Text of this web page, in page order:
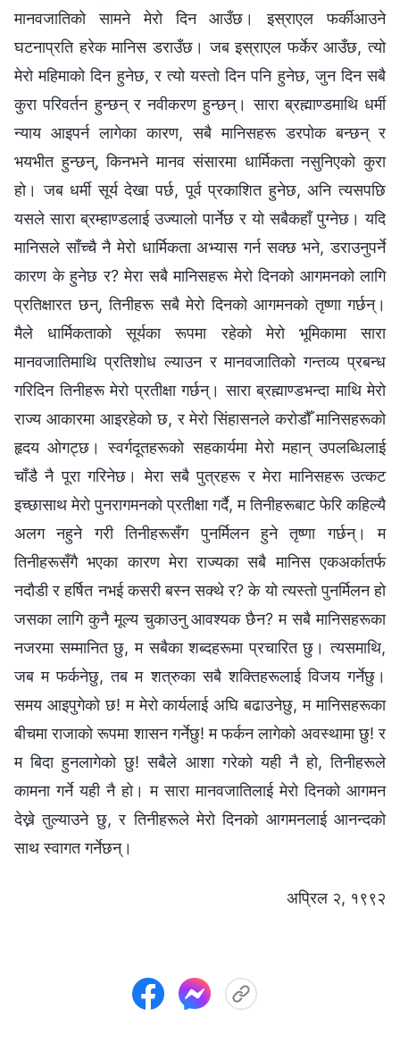
मानवजातिको सामने मेरो दिन आउँछ। इस्राएल फर्कीआउने
घटनाप्रति हरेक मानिस डराउँछ। जब इस्राएल फर्केर आउँछ, त्यो
मेरो महिमाको दिन हुनेछ, र त्यो यस्तो दिन पनि हुनेछ, जुन दिन सबै
कुरा परिवर्तन हुन्छन् र नवीकरण हुन्छन्। सारा ब्रह्माण्डमाथि धर्मी
न्याय आइपर्न लागेका कारण, सबै मानिसहरू डरपोक बन्छन् र
भयभीत हुन्छन्, किनभने मानव संसारमा धार्मिकता नसुनिएको कुरा
हो। जब धर्मी सूर्य देखा पर्छ, पूर्व प्रकाशित हुनेछ, अनि त्यसपछि
यसले सारा ब्रम्‍हाण्डलाई उज्यालो पार्नेछ र यो सबैकहाँ पुग्नेछ। यदि
मानिसले साँच्‍चै नै मेरो धार्मिकता अभ्यास गर्न सक्छ भने, डराउनुपर्ने
कारण के हुनेछ र? मेरा सबै मानिसहरू मेरो दिनको आगमनको लागि
प्रतिक्षारत छन्, तिनीहरू सबै मेरो दिनको आगमनको तृष्‍णा गर्छन्।
मैले धार्मिकताको सूर्यका रूपमा रहेको मेरो भूमिकामा सारा
मानवजातिमाथि प्रतिशोध ल्याउन र मानवजातिको गन्तव्य प्रबन्ध
गरिदिन तिनीहरू मेरो प्रतीक्षा गर्छन्। सारा ब्रह्माण्डभन्दा माथि मेरो
राज्य आकारमा आइरहेको छ, र मेरो सिंहासनले करोडौँ मानिसहरूको
हृदय ओगट्छ। स्वर्गदूतहरूको सहकार्यमा मेरो महान् उपलब्धिलाई
चाँडै नै पूरा गरिनेछ। मेरा सबै पुत्रहरू र मेरा मानिसहरू उत्कट
इच्‍छासाथ मेरो पुनरागमनको प्रतीक्षा गर्दै, म तिनीहरूबाट फेरि कहिल्यै
अलग नहुने गरी तिनीहरूसँग पुनर्मिलन हुने तृष्णा गर्छन्। म
तिनीहरूसँगै भएका कारण मेरा राज्यका सबै मानिस एकअर्कातर्फ
नदौडी र हर्षित नभई कसरी बस्‍न सक्थे र? के यो त्यस्तो पुनर्मिलन हो
जसका लागि कुनै मूल्य चुकाउनु आवश्यक छैन? म सबै मानिसहरूका
नजरमा सम्‍मानित छु, म सबैका शब्दहरूमा प्रचारित छु। त्यसमाथि,
जब म फर्कनेछु, तब म शत्रुका सबै शक्तिहरूलाई विजय गर्नेछु।
समय आइपुगेको छ! म मेरो कार्यलाई अघि बढाउनेछु, म मानिसहरूका
बीचमा राजाको रूपमा शासन गर्नेछु! म फर्कन लागेको अवस्थामा छु! र
म बिदा हुनलागेको छु! सबैले आशा गरेको यही नै हो, तिनीहरूले
कामना गर्ने यही नै हो। म सारा मानवजातिलाई मेरो दिनको आगमन
देख्ने तुल्याउने छु, र तिनीहरूले मेरो दिनको आगमनलाई आनन्दको
साथ स्वागत गर्नेछन्।
अप्रिल २, १९९२